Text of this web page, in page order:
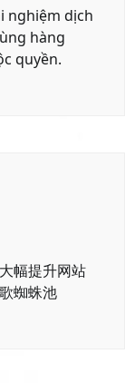
nghiệm dịch
hàng
quyền.
幅提升网站
蜘蛛池